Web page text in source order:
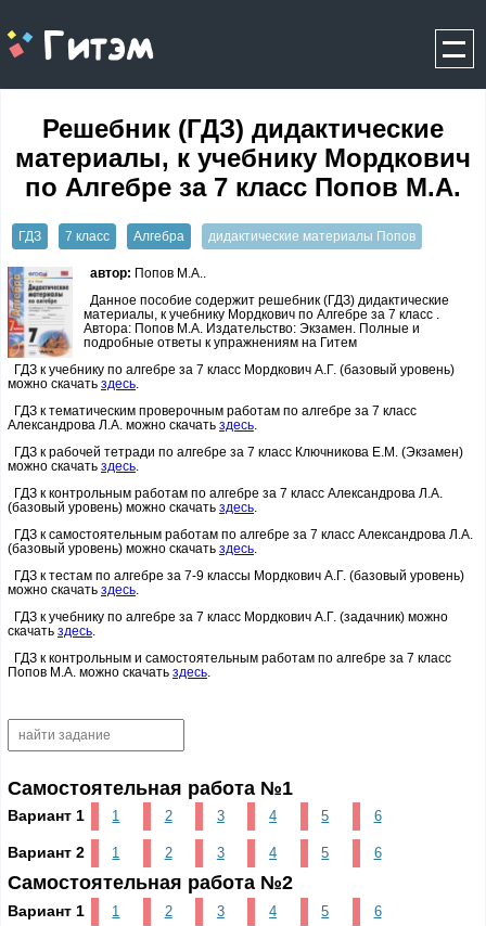
gitem.me
Решебник (ГДЗ) дидактические
материалы, к учебнику Мордкович
по Алгебре за 7 класс Попов М.А.
ГДЗ 7 класс Алгебра дидактические материалы Попов
автор: Попов М.А..
Данное пособие содержит решебник (ГДЗ) дидактические
материалы, к учебнику Мордкович по Алгебре за 7 класс .
Автора: Попов М.А. Издательство: Экзамен. Полные и
подробные ответы к упражнениям на Гитем
ГДЗ к учебнику по алгебре за 7 класс Мордкович А.Г. (базовый уровень)
можно скачать здесь
ГДЗ к тематическим проверочным работам по алгебре за 7 класс
Александрова Л.А. можно скачать здесь
ГДЗ к рабочей тетради по алгебре за 7 класс Ключникова Е.М. (Экзамен)
можно скачать здесь
ГДЗ к контрольным работам по алгебре за 7 класс Александрова Л.А.
(базовый уровень) можно скачать здесь
ГДЗ к самостоятельным работам по алгебре за 7 класс Александрова Л.А.
(базовый уровень) можно скачать здесь
ГДЗ к тестам по алгебре за 7-9 классы Мордкович А.Г. (базовый уровень)
можно скачать здесь
ГДЗ к учебнику по алгебре за 7 класс Мордкович А.Г. (задачник) можно
скачать здесь
ГДЗ к контрольным и самостоятельным работам по алгебре за 7 класс
Попов М.А. можно скачать здесь
Самостоятельная работа №1
Вариант 1 1 2 3 4 5 6
Вариант 2 1 2 3 4 5 6
Самостоятельная работа №2
Вариант 1 1 2 3 4 5 6